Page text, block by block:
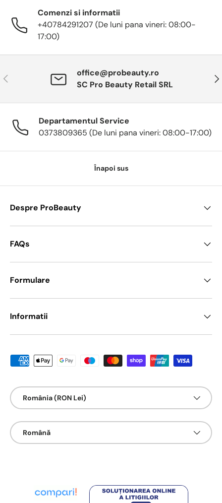
Comenzi si informatii
+40784291207 (De luni pana vineri: 08:00-
17:00)
Anterior
office@probeauty.ro
SC Pro Beauty Retail SRL
Departamentul Service
0373809365 (De luni pana vineri: 08:00-17:00)
Înapoi sus
Despre ProBeauty
FAQs
Formulare
Informatii
Metode de platā acceptate
Țarǎ/Regiune
România (RON Lei)
Limbā
Română